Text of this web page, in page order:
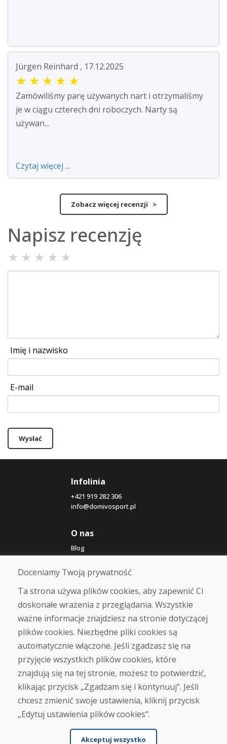
Jürgen Reinhard , 17.12.2025
★ ★ ★ ★ ★
Zamówiliśmy parę używanych nart i otrzymaliśmy
je w ciągu czterech dni roboczych. Narty są
używan...
Czytaj więcej ...
Zobacz więcej recenzji >
Napisz recenzję
★ ★ ★ ★ ★
Imię i nazwisko
E-mail
Wysłać
Infolinia
+421 919 282 306
info@domivosport.pl
O nas
Blog
O nas
Sklep
Kontakt
Zakup
Sklep internetowy
Warunki handlowe
Transport
Zapłata
Skarga
Zwrot i wymiana towaru
Ochrona danych osobowych
Cookies
Doceniamy Twoją prywatność
Ta strona używa plików cookies, aby zapewnić Ci
doskonałe wrażenia z przeglądania. Wszystkie
ważne informacje znajdziesz na stronie dotyczącej
plików cookies. Niezbędne pliki cookies są
automatycznie włączone. Jeśli zgadzasz się na
przyjęcie wszystkich plików cookies, które
znajdują się na tej stronie, możesz to potwierdzić,
klikając przycisk „Zgadzam się i kontynuuj“. Jeśli
chcesz zmienić swoje ustawienia, kliknij przycisk
„Edytuj ustawienia plików cookies“.
Akceptuj wszystko